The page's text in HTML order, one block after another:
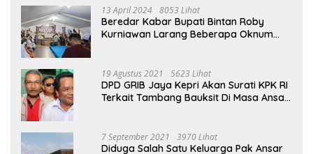
13 April 2024 8053 Lihat
Beredar Kabar Bupati Bintan Roby
Kurniawan Larang Beberapa Oknum
19 Agustus 2021 5623 Lihat
DPD GRIB Jaya Kepri Akan Surati KPK RI
Terkait Tambang Bauksit Di Masa Ansar
7 September 2021 3970 Lihat
Diduga Salah Satu Keluarga Pak Ansar